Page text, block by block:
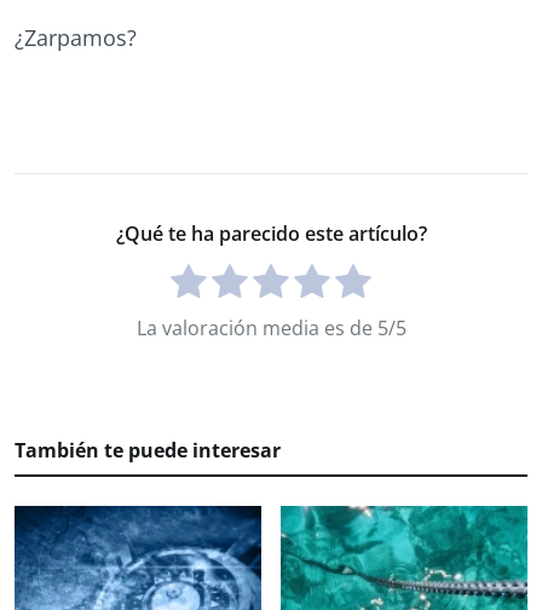
¿Zarpamos?
¿Qué te ha parecido este artículo?
La valoración media es de 5/5
También te puede interesar